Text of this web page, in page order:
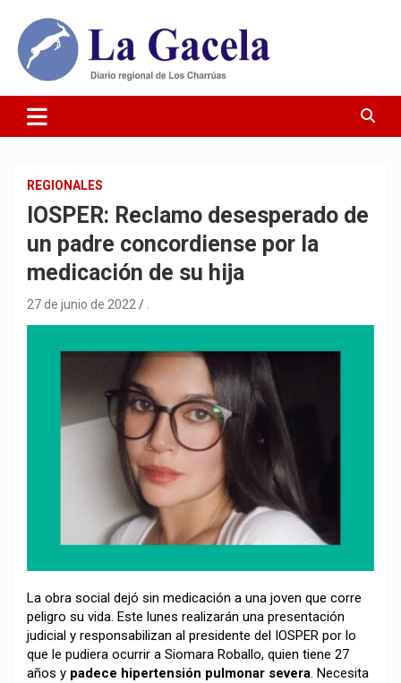
contenido
Diario La Gacela
REGIONALES
IOSPER: Reclamo desesperado de
un padre concordiense por la
medicación de su hija
27 de junio de 2022
La obra social dejó sin medicación a una joven que corre
peligro su vida. Este lunes realizarán una presentación
judicial y responsabilizan al presidente del IOSPER por lo
que le pudiera ocurrir a Siomara Roballo, quien tiene 27
años y padece hipertensión pulmonar severa. Necesita